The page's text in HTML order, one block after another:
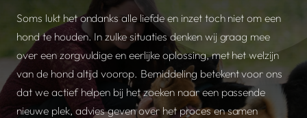
Soms lukt het ondanks alle liefde en inzet toch niet om een
hond te houden. In zulke situaties denken wij graag mee
over een zorgvuldige en eerlijke oplossing, met het welzijn
van de hond altijd voorop. Bemiddeling betekent voor ons
dat we actief helpen bij het zoeken naar een passende
nieuwe plek, advies geven over het proces en samen